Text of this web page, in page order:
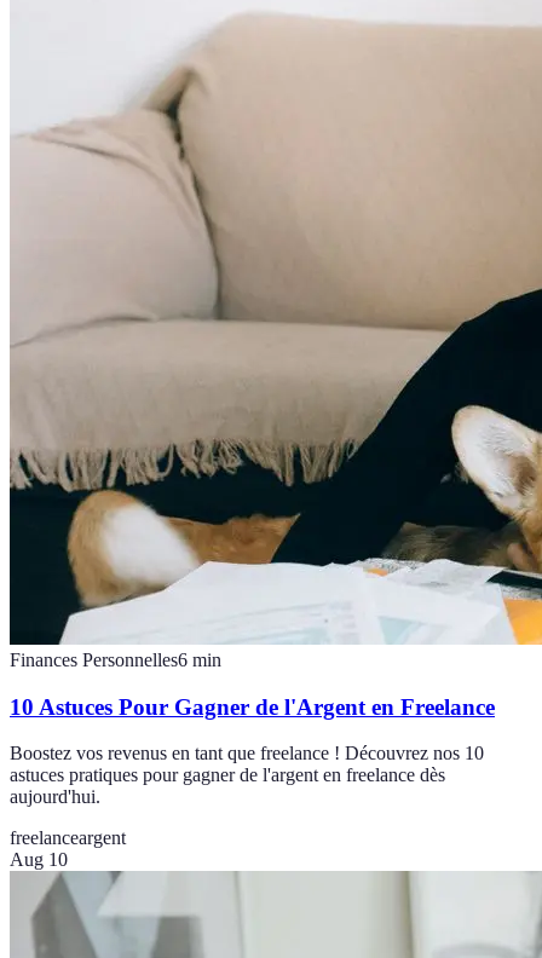
Finances Personnelles6 min
10 Astuces Pour Gagner de l'Argent en Freelance
Boostez vos revenus en tant que freelance ! Découvrez nos 10
astuces pratiques pour gagner de l'argent en freelance dès
aujourd'hui.
freelanceargent
Aug 10